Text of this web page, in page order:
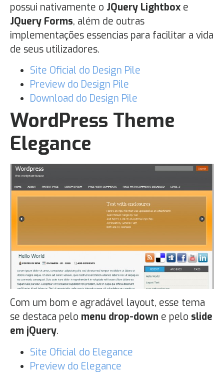
possui nativamente o JQuery Lightbox e
JQuery Forms, além de outras
implementações essencias para facilitar a vida
de seus utilizadores.
Site Oficial do Design Pile
Preview do Design Pile
Download do Design Pile
WordPress Theme
Elegance
Com um bom e agradável layout, esse tema
se destaca pelo menu drop-down e pelo slide
em jQuery.
Site Oficial do Elegance
Preview do Elegance